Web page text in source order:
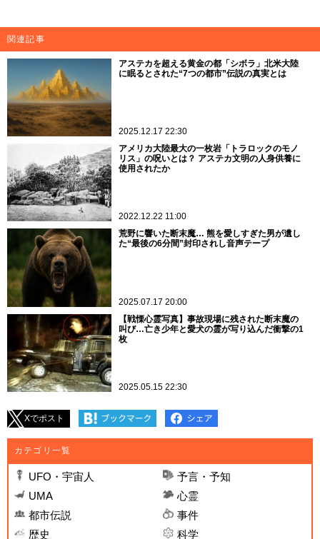
関連記事
アステカを超える黄金の都「シボラ」北米大陸
に眠るとされた“7つの都市”伝説の真実とは
2025.12.17 22:30
アメリカ大陸最大の一枚岩「トラロックのモノ
リス」の呪いとは？ アステカ文明の人身供養に
使用されたか
2022.12.22 11:00
荒野に響いた断末魔… 熊を愛しすぎた男が遺し
た“最後の6分間”封印されし音声テープ
2025.07.17 20:00
【戦慄心霊写真】事故現場に残された断末魔の
叫び…亡き少年と愛犬の霊が写り込んだ衝撃の1
枚
2025.05.15 22:30
Xでポスト
カテゴリ一覧
UFO・宇宙人
予言・予知
UMA
心霊
都市伝説
事件
歴史
科学